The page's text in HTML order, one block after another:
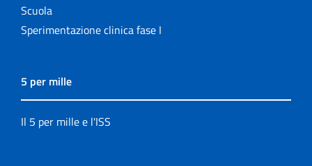
Scuola
Sperimentazione clinica fase I
5 per mille
Il 5 per mille e l'ISS